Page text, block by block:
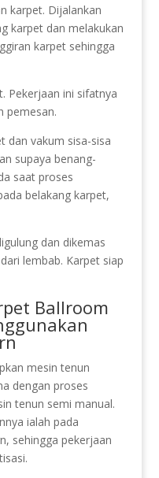
karpet. Dijalankan
karpet dan melakukan
karpet sehingga
Pekerjaan ini sifatnya
pemesan.
dan vakum sisa-sisa
supaya benang-
saat proses
belakang karpet,
dan dikemas
lembab. Karpet siap
Ballroom
mesin tenun
dengan proses
tenun semi manual.
ialah pada
sehingga pekerjaan